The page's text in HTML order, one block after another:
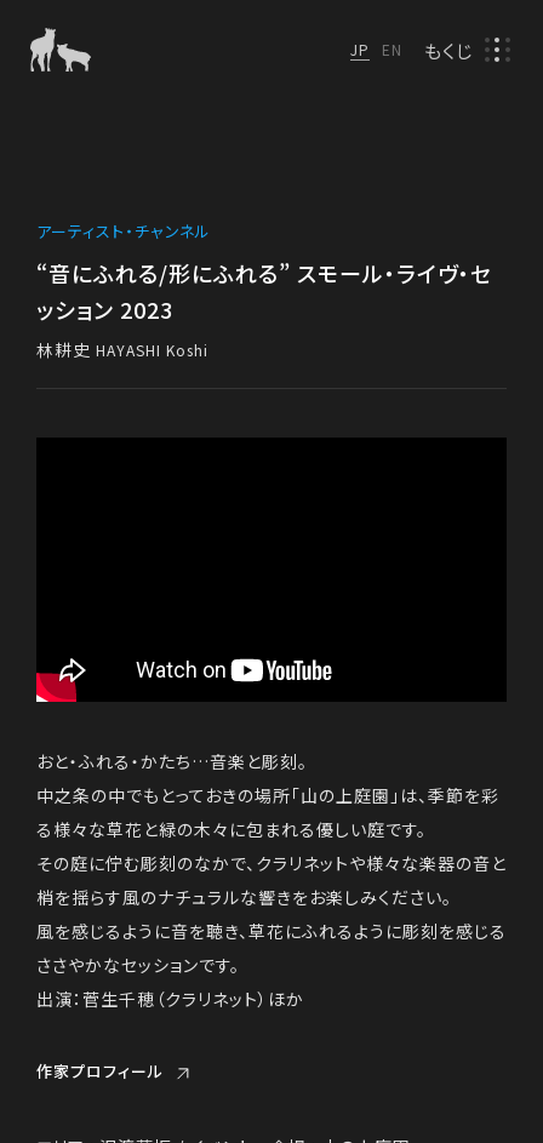
JP EN もくじ
アーティスト・チャンネル
“音にふれる/形にふれる” スモール・ライヴ・セ
ッション 2023
林耕史 HAYASHI Koshi
おと・ふれる・かたち…音楽と彫刻。
中之条の中でもとっておきの場所「山の上庭園」は、季節を彩
る様々な草花と緑の木々に包まれる優しい庭です。
その庭に佇む彫刻のなかで、クラリネットや様々な楽器の音と
梢を揺らす風のナチュラルな響きをお楽しみください。
風を感じるように音を聴き、草花にふれるように彫刻を感じる
ささやかなセッションです。
出演：菅生千穂（クラリネット）ほか
作家プロフィール